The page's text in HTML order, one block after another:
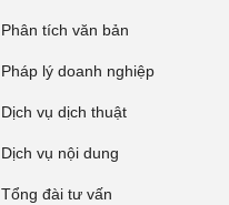
Phân tích văn bản
Pháp lý doanh nghiệp
Dịch vụ dịch thuật
Dịch vụ nội dung
Tổng đài tư vấn